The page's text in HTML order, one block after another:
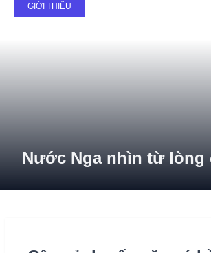
GIỚI THIỆU
Nước Nga nhìn từ lòng